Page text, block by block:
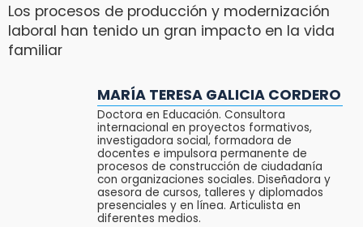
Los procesos de producción y modernización
laboral han tenido un gran impacto en la vida
familiar
MARÍA TERESA GALICIA CORDERO
Doctora en Educación. Consultora
internacional en proyectos formativos,
investigadora social, formadora de
docentes e impulsora permanente de
procesos de construcción de ciudadanía
con organizaciones sociales. Diseñadora y
asesora de cursos, talleres y diplomados
presenciales y en línea. Articulista en
diferentes medios.